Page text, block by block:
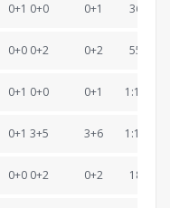
0+1 0+0 0+1 36:36.2
0+0 0+2 0+2 55:22.0
0+1 0+0 0+1 1:13:47.2
0+1 3+5 3+6 1:13:57.5
0+0 0+2 0+2 18:06.6